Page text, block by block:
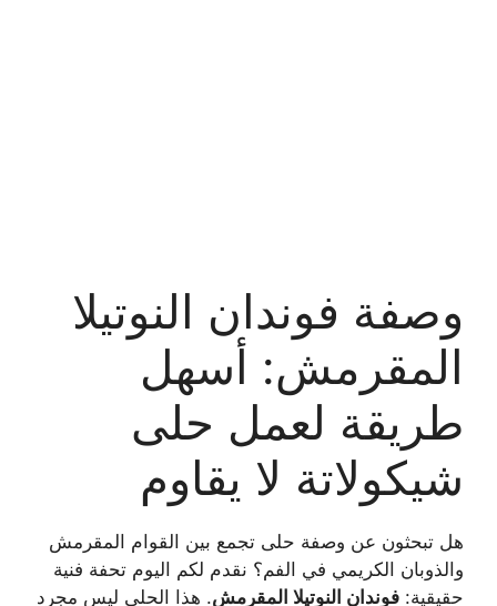
وصفة فوندان النوتيلا
المقرمش: أسهل
طريقة لعمل حلى
شيكولاتة لا يقاوم
هل تبحثون عن وصفة حلى تجمع بين القوام المقرمش
والذوبان الكريمي في الفم؟ نقدم لكم اليوم تحفة فنية
حقيقية: فوندان النوتيلا المقرمش. هذا الحلى ليس مجرد